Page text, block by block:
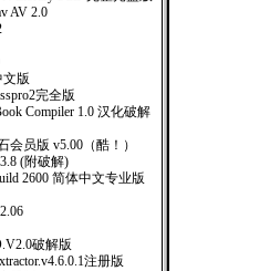
AV 2.0
版
完全版
Compiler 1.0 汉化破解
会员版 v5.00（酷！）
(附破解)
2600 简体中文专业版
破解版
注册版